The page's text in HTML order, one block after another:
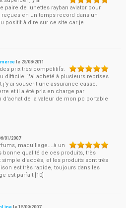
paire de lunettes rayban aviator pour
en un temps record dans un
positif à dire sur ce site car je
le 25/08/2011
prix très compétitifs.
difficile. j'ai acheté à plusieurs reprises
ai souscrit une assurance casse.
et il a été pris en charge par
de la valeur de mon pc portable
01/2007
maquillage....à un
bonne qualité de ces produits, très
simple d'accès, et les produits sont très
est très rapide, toujours dans les
est parfait.[10]
le15/09/2007